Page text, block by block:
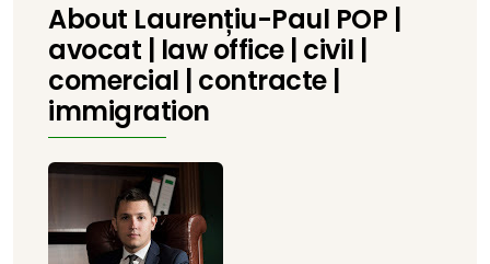
About Laurențiu-Paul POP |
avocat | law office | civil |
comercial | contracte |
immigration